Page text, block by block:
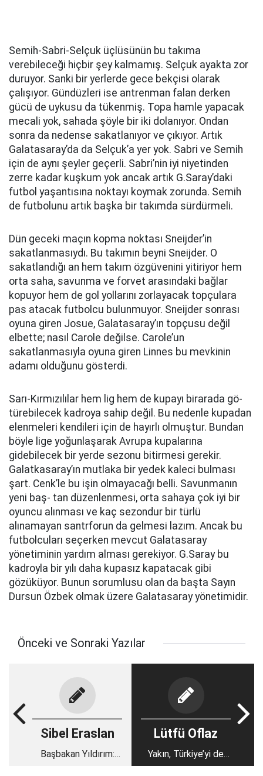
Semih-Sabri-Selçuk üçlüsünün bu takıma
verebileceği hiçbir şey kalmamış. Selçuk ayakta zor
duruyor. Sanki bir yerlerde gece bekçisi olarak
çalışıyor. Gündüzleri ise antrenman falan derken
gücü de uykusu da tükenmiş. Topa hamle yapacak
mecali yok, sahada şöyle bir iki dolanıyor. Ondan
sonra da nedense sakatlanıyor ve çıkıyor. Artık
Galatasaray’da da Selçuk’a yer yok. Sabri ve Semih
için de aynı şeyler geçerli. Sabri’nin iyi niyetinden
zerre kadar kuşkum yok ancak artık G.Saray’daki
futbol yaşantısına noktayı koymak zorunda. Semih
de futbolunu artık başka bir takımda sürdürmeli.
Dün geceki maçın kopma noktası Sneijder’in
sakatlanmasıydı. Bu takımın beyni Sneijder. O
sakatlandığı an hem takım özgüvenini yitiriyor hem
orta saha, savunma ve forvet arasındaki bağlar
kopuyor hem de gol yollarını zorlayacak topçulara
pas atacak futbolcu bulunmuyor. Sneijder sonrası
oyuna giren Josue, Galatasaray’ın topçusu değil
elbette; nasıl Carole değilse. Carole’un
sakatlanmasıyla oyuna giren Linnes bu mevkinin
adamı olduğunu gösterdi.
Sarı-Kırmızılılar hem lig hem de kupayı birarada gö-
türebilecek kadroya sahip değil. Bu nedenle kupadan
elenmeleri kendileri için de hayırlı olmuştur. Bundan
böyle lige yoğunlaşarak Avrupa kupalarına
gidebilecek bir yerde sezonu bitirmesi gerekir.
Galatkasaray’ın mutlaka bir yedek kaleci bulması
şart. Cenk’le bu işin olmayacağı belli. Savunmanın
yeni baş- tan düzenlenmesi, orta sahaya çok iyi bir
oyuncu alınması ve kaç sezondur bir türlü
alınamayan santrforun da gelmesi lazım. Ancak bu
futbolcuları seçerken mevcut Galatasaray
yönetiminin yardım alması gerekiyor. G.Saray bu
kadroyla bir yılı daha kupasız kapatacak gibi
gözüküyor. Bunun sorumlusu olan da başta Sayın
Dursun Özbek olmak üzere Galatasaray yönetimidir.
Önceki ve Sonraki Yazılar
Sibel Eraslan
Başbakan Yıldırım:
Lütfü Oflaz
Yakın, Türkiye’yi de
yakın!